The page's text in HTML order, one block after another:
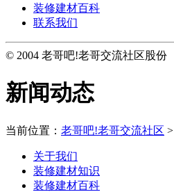
装修建材百科
联系我们
© 2004 老哥吧!老哥交流社区股份
新闻动态
当前位置： 老哥吧!老哥交流社区 >
关于我们
装修建材知识
装修建材百科